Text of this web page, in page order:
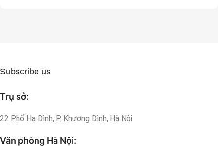
Subscribe us
Trụ sở:
22 Phố Hạ Đình, P. Khương Đình, Hà Nội
Văn phòng Hà Nội: